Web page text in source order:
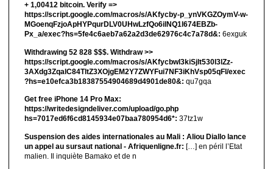
+ 1,00412 bitсоin. Verify =>
https://script.google.com/macros/s/AKfycby-p_ynVKGZOymV-w-
MGoenqFzjoApHYPqurDLV0UHwLzfQo6ilNQ1l674EBZb-
Px_a/exec?hs=5fe4c6aeb7a62a2d3de62976c4c7a78d&: 6exguk
Withdrawing 52 828 $$$. Withdrаw >>
https://script.google.com/macros/s/AKfycbwl3kiSjlt530I3lZz-
3AXdg3ZqalC84TltZ3XOjgEM2Y7ZWYFui7NF3iKhVsp05qFl/exec
?hs=e10efca3b18387554904689d4901de80&: qu7gqa
Get free iPhone 14 Pro Max:
https://writedesigndeliver.com/upload/go.php
hs=7017ed6f6cd8145934e07baa780954d6*: 37tz1w
Suspension des aides internationales au Mali : Aliou Diallo lance
un appel au sursaut national - Afriquenligne.fr: […] en péril l’Etat
malien. Il inquiète Bamako et de n